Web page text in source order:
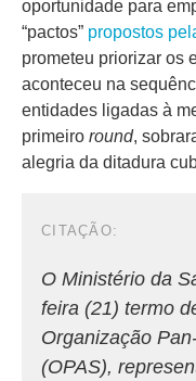
oportunidade para
“pactos” propostos
prometeu priorizar os
aconteceu na
entidades ligadas à
primeiro round,
alegria da ditadura
O Ministério da
feira (21) termo
Organização
(OPAS),